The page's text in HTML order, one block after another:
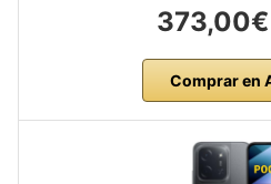
373,00€
Comprar en